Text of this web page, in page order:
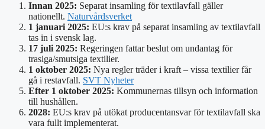
Innan 2025: Separat insamling för textilavfall gäller
nationellt. Naturvårdsverket
1 januari 2025: EU:s krav på separat insamling av textilavfall
tas in i svensk lag.
17 juli 2025: Regeringen fattar beslut om undantag för
trasiga/smutsiga textilier.
1 oktober 2025: Nya regler träder i kraft – vissa textilier får
gå i restavfall. SVT Nyheter
Efter 1 oktober 2025: Kommunernas tillsyn och information
till hushållen.
2028: EU:s krav på utökat producentansvar för textilavfall ska
vara fullt implementerat.